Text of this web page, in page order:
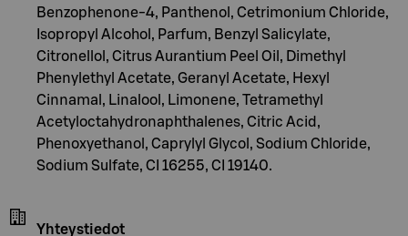
Benzophenone-4, Panthenol, Cetrimonium Chloride,
Isopropyl Alcohol, Parfum, Benzyl Salicylate,
Citronellol, Citrus Aurantium Peel Oil, Dimethyl
Phenylethyl Acetate, Geranyl Acetate, Hexyl
Cinnamal, Linalool, Limonene, Tetramethyl
Acetyloctahydronaphthalenes, Citric Acid,
Phenoxyethanol, Caprylyl Glycol, Sodium Chloride,
Sodium Sulfate, CI 16255, CI 19140.
Yhteystiedot